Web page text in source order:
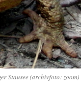
Stausee (archivfoto: zoom)